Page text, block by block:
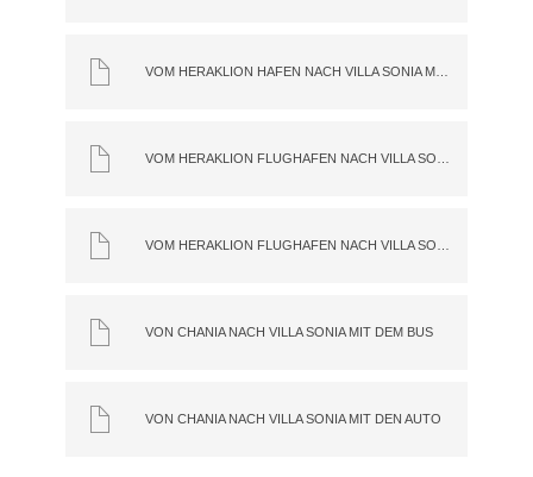
VON CHANIA NACH VILLA SONIA MIT DEM BUS
VON CHANIA NACH VILLA SONIA MIT DEN AUTO